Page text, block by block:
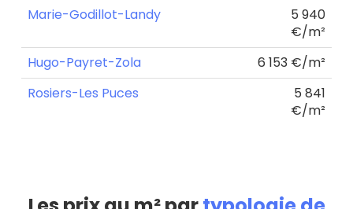
Marie-Godillot-Landy
5 940
€/m²
Hugo-Payret-Zola
6 153 €/m²
Rosiers-Les Puces
5 841
€/m²